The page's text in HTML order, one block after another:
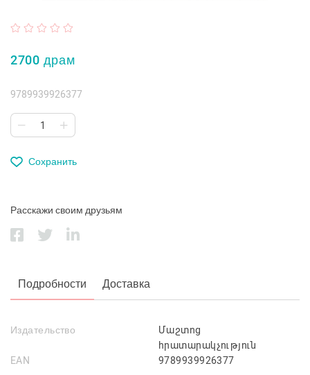
2700 драм
9789939926377
Сохранить
Расскажи своим друзьям
Подробности Доставка
Издательство
Մաշտոց
հրատարակչություն
EAN
9789939926377